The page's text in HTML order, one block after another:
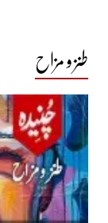
طنز و مزاح